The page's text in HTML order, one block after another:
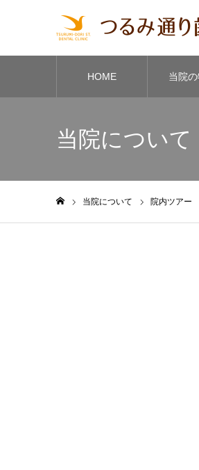
HOME 当院
当院について
当院について 院内ツアー